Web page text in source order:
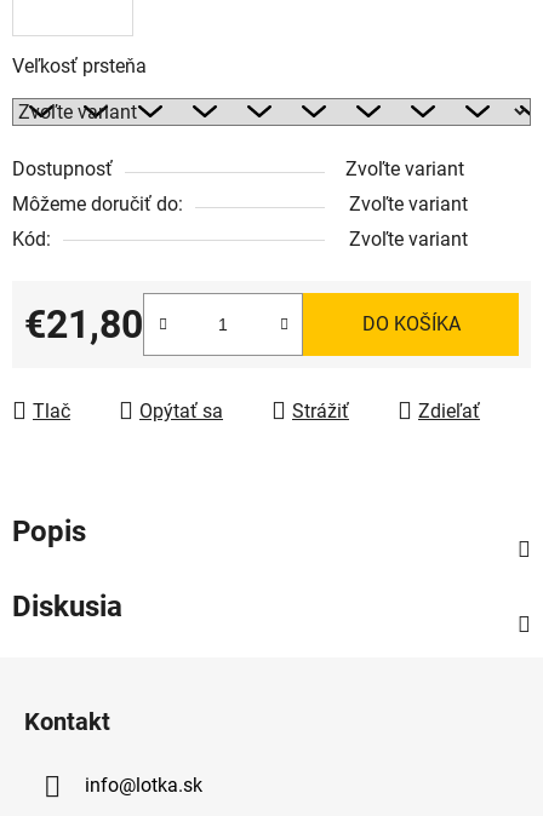
Veľkosť prsteňa
Dostupnosť
Zvoľte variant
Môžeme doručiť do:
Zvoľte variant
Kód:
Zvoľte variant
€21,80
Jednotková cena:
DO KOŠÍKA
Tlač Opýtať sa Strážiť Zdieľať
Popis
Diskusia
Kontakt
info@lotka.sk